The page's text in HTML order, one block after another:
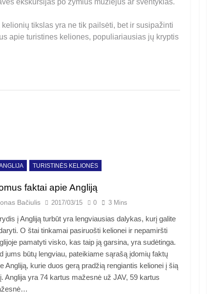
ekskursijas po žymius muziejus ar šventyklas.
tikslas yra ne tik pailsėti, bet ir susipažinti
apie turistines keliones, populiariausias jų kryptis
TURISTINĖS KELIONĖS
faktai apie Angliją
Bačiulis 2017/03/15 0 3 Mins
į Angliją turbūt yra lengviausias dalykas, kurį galite
O štai tinkamai pasiruošti kelionei ir nepamiršti
pamatyti visko, kas taip ją garsina, yra sudėtinga.
jums būtų lengviau, pateikiame sąrašą įdomių faktų
Angliją, kurie duos gerą pradžią rengiantis kelionei į šią
Anglija yra 74 kartus mažesnė už JAV, 59 kartus